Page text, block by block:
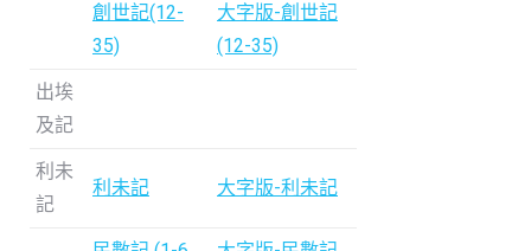
創世記(12-
35)
大字版-創世記
(12-35)
出埃
及記
利未
記
利未記 大字版-利未記